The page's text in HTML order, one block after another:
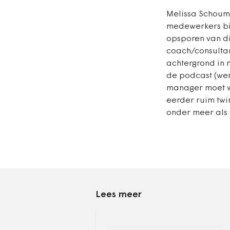
Melissa
medewerkers
opsporen van
coach/
achtergrond in
de podcast
manager moet
eerder ruim
onder meer als
Lees meer